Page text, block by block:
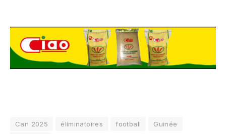
Can 2025 éliminatoires football
Guinée